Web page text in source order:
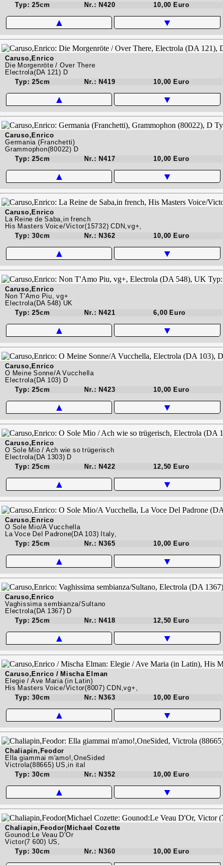
Typ: 25cm
Nr.: N420 10,00 Euro
▲ ▼
Caruso,Enrico
Die Morgenröte / Over There
Electrola(DA 121) D
Typ: 25cm
Nr.: N419 10,00 Euro
▲ ▼
Caruso,Enrico
Germania (Franchetti)
Grammophon(80022) D
Typ: 25cm
Nr.: N417 10,00 Euro
▲ ▼
Caruso,Enrico
La Reine de Saba,in french
His Masters Voice/Victor(15732) CDN,vg+,
Typ: 30cm
Nr.: N362 10,00 Euro
▲ ▼
Caruso,Enrico
Non T'Amo Piu, vg+
Electrola(DA 548) UK
Typ: 25cm
Nr.: N421 6,00 Euro
▲ ▼
Caruso,Enrico
O Meine Sonne/A Vucchella
Electrola(DA 103) D
Typ: 25cm
Nr.: N423 10,00 Euro
▲ ▼
Caruso,Enrico
O Sole Mio / Ach wie so trügerisch
Electrola(DA 1303) D
Typ: 25cm
Nr.: N422 12,50 Euro
▲ ▼
Caruso,Enrico
O Sole Mio/A Vucchella
La Voce Del Padrone(DA 103) Italy,
Typ: 25cm
Nr.: N365 10,00 Euro
▲ ▼
Caruso,Enrico
Vaghissima sembianza/Sultano
Electrola(DA 1367) D
Typ: 25cm
Nr.: N418 12,50 Euro
▲ ▼
Caruso,Enrico / Mischa Elman
Elegie / Ave Maria (in Latin)
His Masters Voice/Victor(8007) CDN,vg+,
Typ: 30cm
Nr.: N363 10,00 Euro
▲ ▼
Chaliapin,Feodor
Ella giammai m'amo!,OneSided
Victrola(88665) US,in ital
Typ: 30cm
Nr.: N352 10,00 Euro
▲ ▼
Chaliapin,Feodor(Michael Cozette
Gounod:Le Veau D'Or
Victor(7 600) US,
Typ: 30cm
Nr.: N360 10,00 Euro